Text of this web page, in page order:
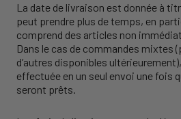
La date de livraison est donnée à
peut prendre plus de temps, en
comprend des articles non
Dans le cas de commandes mixtes
d’autres disponibles
effectuée en un seul envoi une fois
seront prêts.